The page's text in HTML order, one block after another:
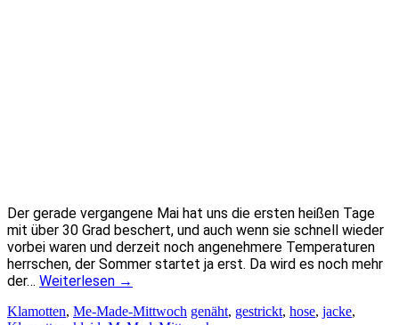
Der gerade vergangene Mai hat uns die ersten heißen Tage
mit über 30 Grad beschert, und auch wenn sie schnell wieder
vorbei waren und derzeit noch angenehmere Temperaturen
herrschen, der Sommer startet ja erst. Da wird es noch mehr
der… Weiterlesen →
Klamotten, Me-Made-Mittwoch genäht, gestrickt, hose, jacke,